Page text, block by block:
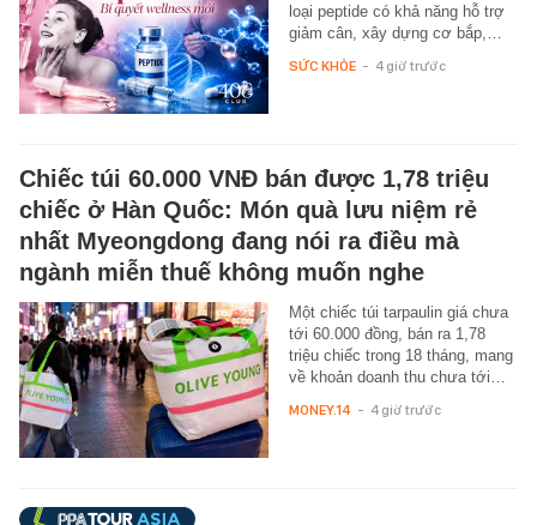
loại peptide có khả năng hỗ trợ
giảm cân, xây dựng cơ bắp,…
SỨC KHỎE - 4 giờ trước
Chiếc túi 60.000 VNĐ bán được 1,78 triệu
chiếc ở Hàn Quốc: Món quà lưu niệm rẻ
nhất Myeongdong đang nói ra điều mà
ngành miễn thuế không muốn nghe
Một chiếc túi tarpaulin giá chưa
tới 60.000 đồng, bán ra 1,78
triệu chiếc trong 18 tháng, mang
về khoản doanh thu chưa tới…
MONEY.14 - 4 giờ trước